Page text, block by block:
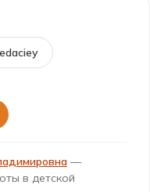
—
в детской